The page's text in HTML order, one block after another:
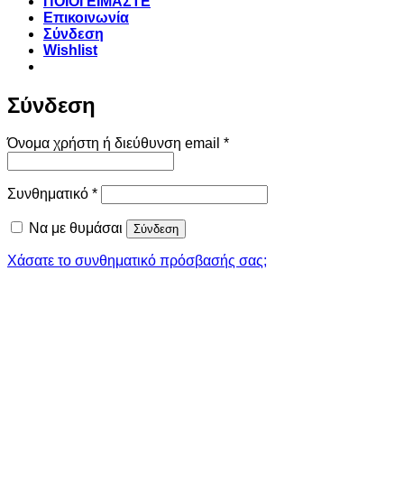
Επικοινωνία
Σύνδεση
Wishlist
Σύνδεση
Όνομα χρήστη ή διεύθυνση email *Απαιτείται
Συνθηματικό *Απαιτείται
Να με θυμάσαι Σύνδεση
Χάσατε το συνθηματικό πρόσβασής σας;